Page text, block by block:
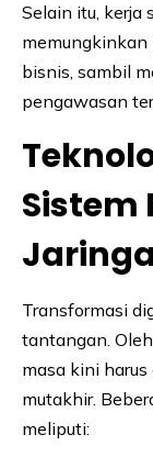
Selain itu, kerja
bisnis, sambil
pengawasan
Sistem
Transformasi
tantangan.
masa kini
mutakhir.
meliputi: